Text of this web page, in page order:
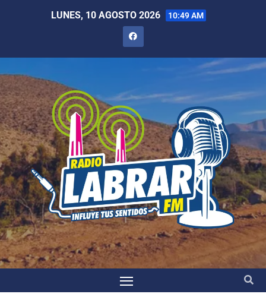
LUNES, 10 AGOSTO 2026 10:49 AM